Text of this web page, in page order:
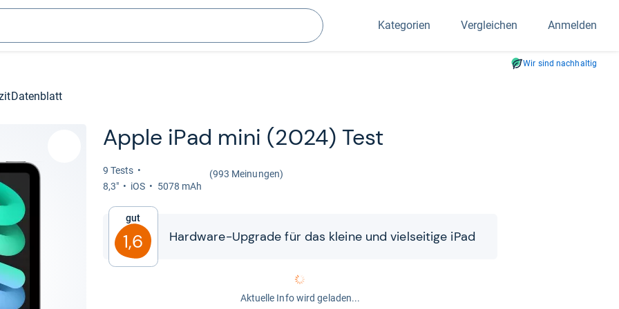
Suchen
Kategorien Vergleichen Anmelden
Wir sind nachhaltig
Datenblatt
Apple iPad mini (2024) Test
9 Tests
(993 Meinungen)
8,3"
iOS 5078 mAh
Gut
1,6 Hard­ware-​​Upgrade für das kleine und viel­sei­tige iPad
Aktuelle Info wird geladen...